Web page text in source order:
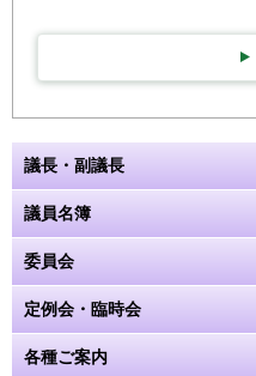
議長・副議長
議員名簿
委員会
定例会・臨時会
各種ご案内